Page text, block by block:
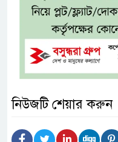
নিউজটি শেয়ার করুন